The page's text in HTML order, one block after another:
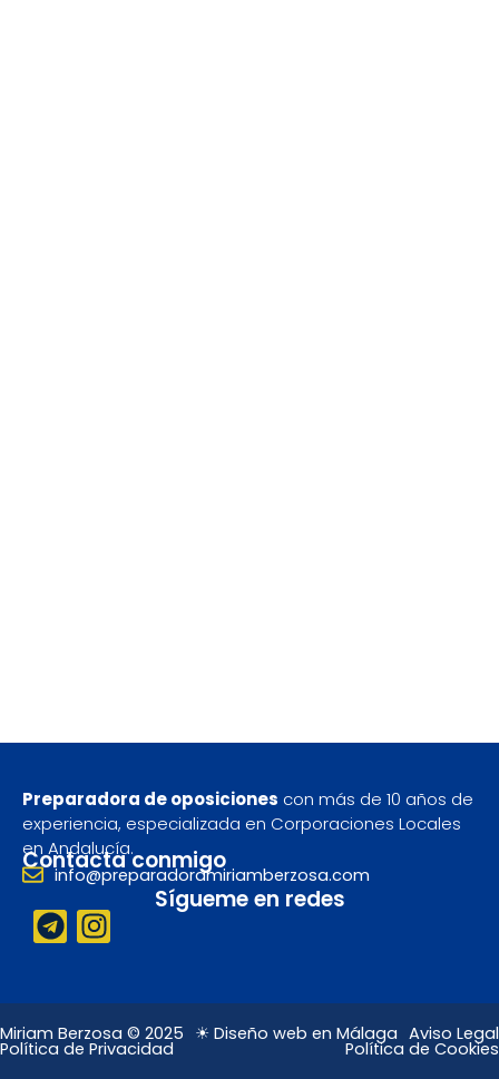
Preparadora de oposiciones con más de 10 años de
experiencia, especializada en Corporaciones Locales
en Andalucía.
Contacta conmigo
info@preparadoramiriamberzosa.com
Sígueme en redes
T
e
e
g
r
I
n
t
a
g
Miriam Berzosa © 2025 ☀ Diseño web en Málaga Aviso Legal
Política de Privacidad Política de Cookies